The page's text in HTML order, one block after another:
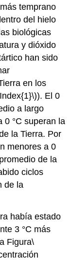
temprano
del hielo
biológicas
y dióxido
han sido
en los
). El 0
a largo
0 °C superan la
la Tierra. Por
menores a 0
de la
ciclos
de la
había estado
3 °C más
Figura\